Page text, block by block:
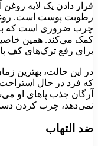
قرار دادن یک لایه
چرب ضروری است که
کمک می‌کند. همین
برای رفع ترک‌های کف
در این حالت، بهترین
که فرد در حال
آرگان جذب پاهای او
نمی‌دهد، چرب کردن
ضد التهاب